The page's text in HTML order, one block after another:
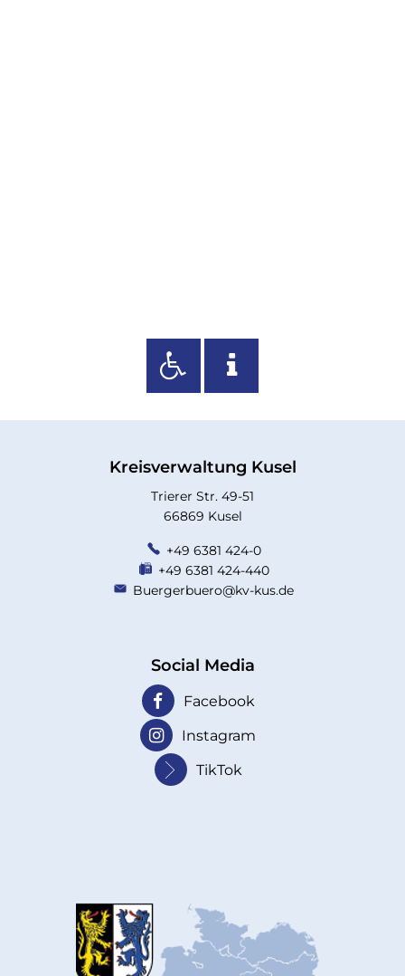
Kreisverwaltung Kusel
Trierer Str. 49-51
66869 Kusel
+49 6381 424-0
+49 6381 424-440
Buergerbuero@kv-kus.de
Social Media
Facebook
Instagram
TikTok